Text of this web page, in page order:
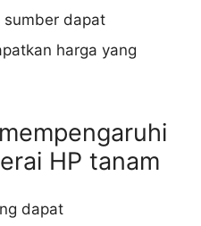
sumber dapat
harga yang
HP tanam
dapat